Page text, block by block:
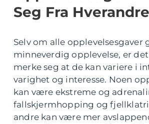
Seg Fra Hverandre
Selv om alle opplevelsesgaver
minneverdig opplevelse, er
merke seg at de kan variere i
varighet og interesse. Noen
kan være ekstreme og
fallskjermhopping og
andre kan være mer